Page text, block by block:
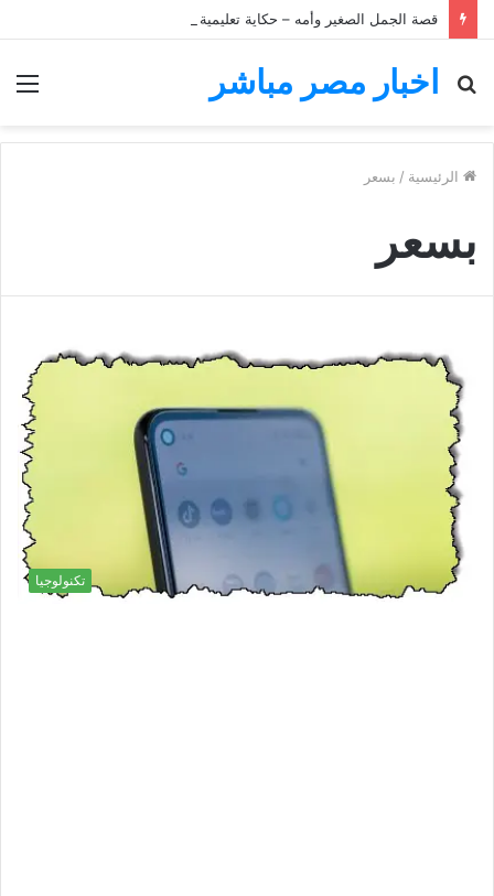
قصة الجمل الصغير وأمه – حكاية تعليمية للأطفال
اخبار مصر مباشر
بحث
الرئيسية / بسعر
بسعر
تكنولوجيا